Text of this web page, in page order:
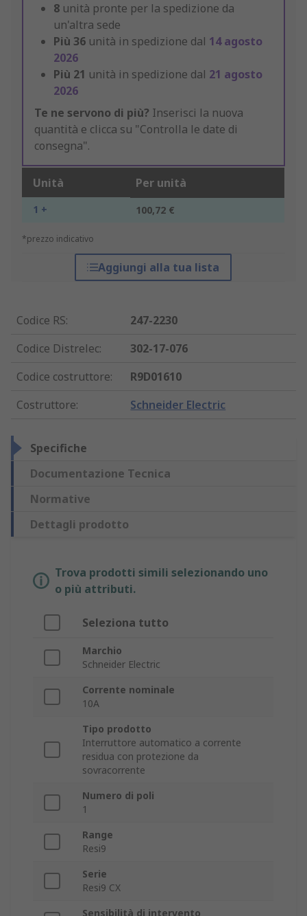
8 unità pronte per la spedizione da
un'altra sede
Più 36 unità in spedizione dal 14 agosto
2026
Più 21 unità in spedizione dal 21 agosto
2026
Te ne servono di più? Inserisci la nuova
quantità e clicca su "Controlla le date di
consegna".
Unità Per unità
1 + 100,72 €
*prezzo indicativo
Aggiungi alla tua lista
Codice RS:
247-2230
Codice Distrelec:
302-17-076
Codice costruttore:
R9D01610
Costruttore: Schneider Electric
Specifiche
Documentazione Tecnica
Normative
Dettagli prodotto
Trova prodotti simili selezionando uno
o più attributi.
Seleziona tutto
Marchio
Schneider Electric
Corrente nominale
10A
Tipo prodotto
Interruttore automatico a corrente
residua con protezione da
sovracorrente
Numero di poli
1
Range
Resi9
Serie
Resi9 CX
Sensibilità di intervento